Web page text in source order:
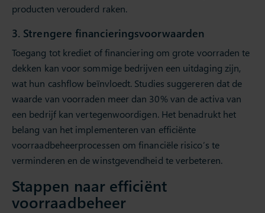
producten verouderd raken.
3. Strengere financieringsvoorwaarden
Toegang tot krediet of financiering om grote voorraden te
dekken kan voor sommige bedrijven een uitdaging zijn,
wat hun cashflow beïnvloedt. Studies suggereren dat de
waarde van voorraden meer dan 30% van de activa van
een bedrijf kan vertegenwoordigen. Het benadrukt het
belang van het implementeren van efficiënte
voorraadbeheerprocessen om financiële risico’s te
verminderen en de winstgevendheid te verbeteren.
Stappen naar efficiënt
voorraadbeheer